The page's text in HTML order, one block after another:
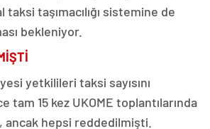
taşımacılığı sistemine de
bekleniyor.
yetkilileri taksi sayısını
tam 15 kez UKOME toplantılarında
ancak hepsi reddedilmişti.